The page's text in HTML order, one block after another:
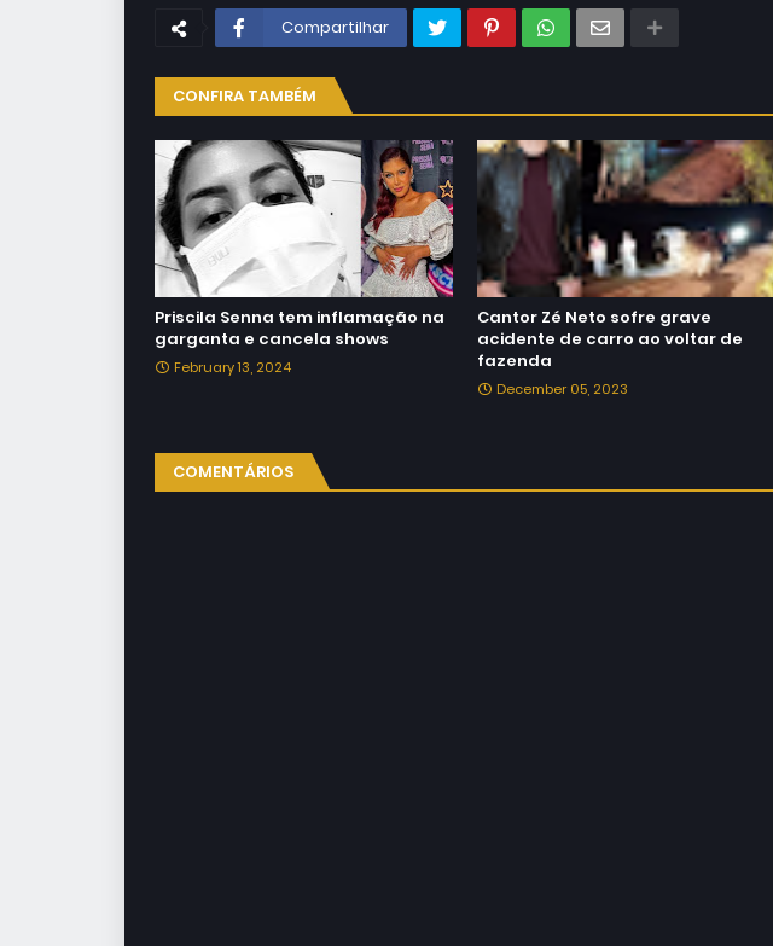
Compartilhar
CONFIRA TAMBÉM
Priscila Senna tem inflamação na
garganta e cancela shows
February 13, 2024
Cantor Zé Neto sofre grave
acidente de carro ao voltar de
fazenda
December 05, 2023
COMENTÁRIOS